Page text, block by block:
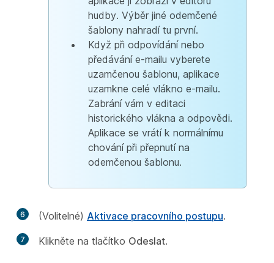
hudby. Výběr jiné odemčené
šablony nahradí tu první.
Když při odpovídání nebo
předávání e-mailu vyberete
uzamčenou šablonu, aplikace
uzamkne celé vlákno e-mailu.
Zabrání vám v editaci
historického vlákna a odpovědi.
Aplikace se vrátí k normálnímu
chování při přepnutí na
odemčenou šablonu.
6 (Volitelné) Aktivace pracovního postupu.
7 Klikněte na tlačítko Odeslat.